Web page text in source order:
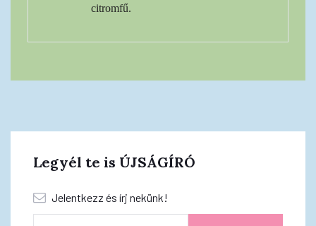
citromfű.
Legyél te is ÚJSÁGÍRÓ
Jelentkezz és írj nekünk!